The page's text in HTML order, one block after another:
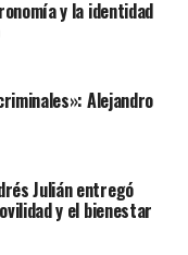
y la identidad
Alejandro
Julián entregó
y el bienestar